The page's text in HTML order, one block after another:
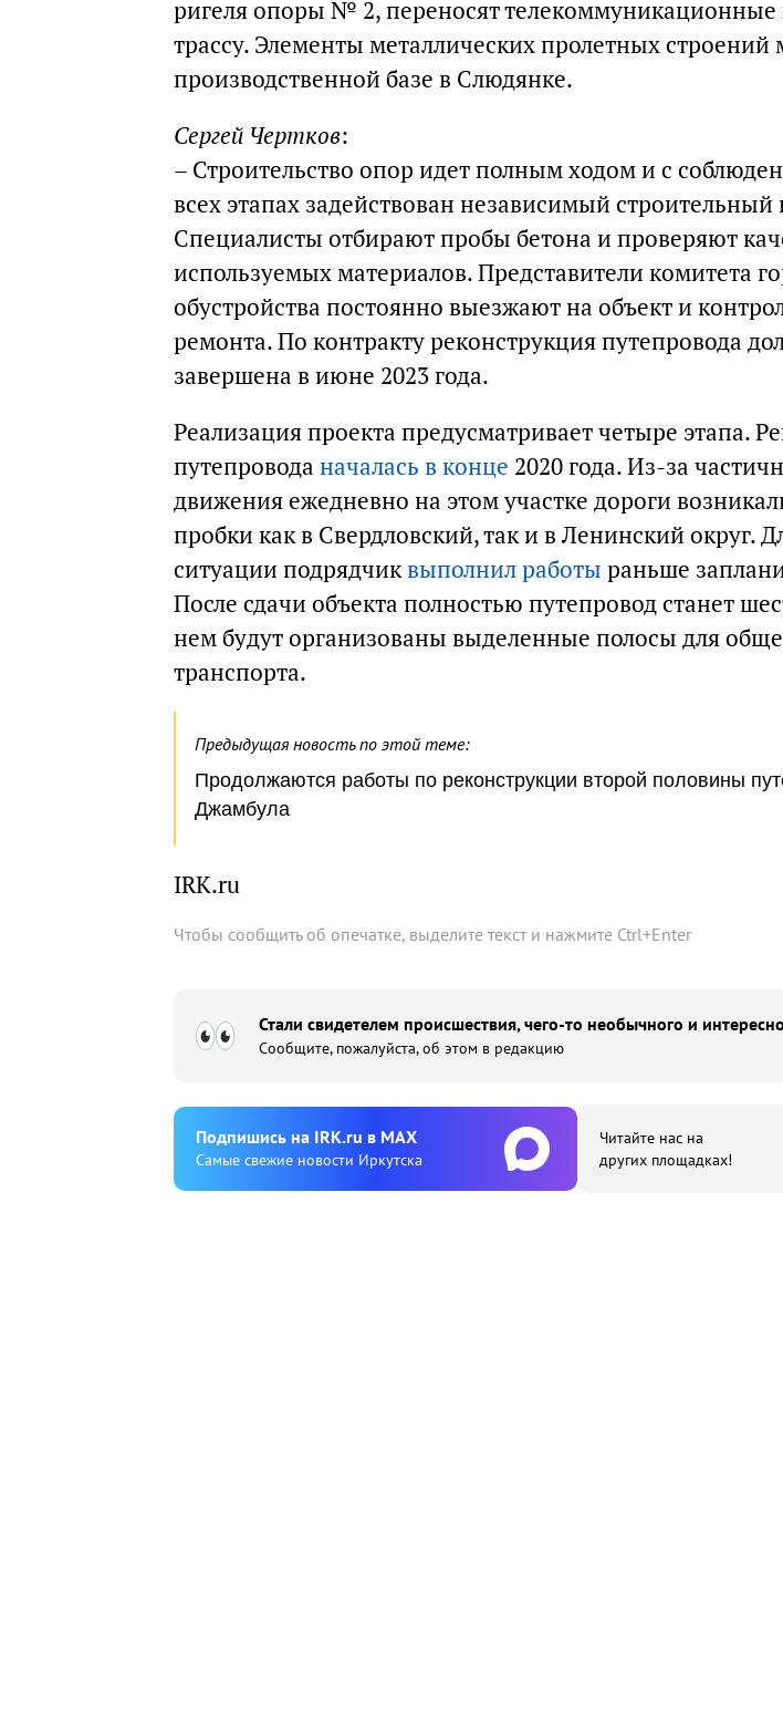
ригеля опоры № 2, переносят телекоммуникационные
трассу. Элементы металлических пролетных
производственной базе в Слюдянке.
Сергей Чертков:
– Строительство опор идет полным ходом и с
всех этапах задействован независимый строительный
Специалисты отбирают пробы бетона и проверяют
используемых материалов. Представители комитета
обустройства постоянно выезжают на объект и
ремонта. По контракту реконструкция путепровода
завершена в июне 2023 года.
Реализация проекта предусматривает четыре этапа.
путепровода началась в конце 2020 года. Из-за
движения ежедневно на этом участке дороги
пробки как в Свердловский, так и в Ленинский округ.
ситуации подрядчиквыполнил работы раньше
После сдачи объекта полностью путепровод станет
нем будут организованы выделенные полосы для
транспорта.
Предыдущая новость по этой теме:
Продолжаются работы по реконструкции второй половины
Джамбула
IRK.ru
Чтобы сообщить об опечатке, выделите текст и нажмите Ctrl+Enter
Стали свидетелем происшествия, чего-то необычного и
Сообщите, пожалуйста, об этом в редакцию
Подпишиcь на IRK.ru в MAX
Cамые свежие новости Иркутска
Читайте нас на
других площадках!